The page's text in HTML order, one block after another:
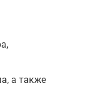
а также